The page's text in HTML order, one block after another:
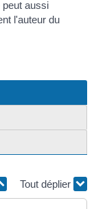
peut aussi
l'auteur du
Tout déplier